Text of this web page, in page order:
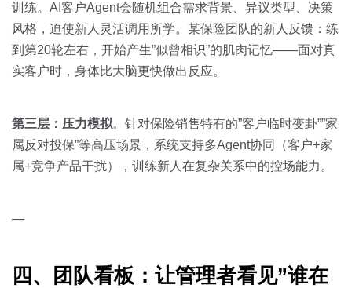
训练。AI客户Agent会随机组合需求背景、异议类型、决策
风格，迫使新人灵活调用所学。某保险团队的新人反馈：练
到第20轮左右，开始产生”似曾相识”的肌肉记忆——面对真
实客户时，身体比大脑更快做出反应。
第三层：压力模拟。针对保险销售特有的”客户临时变卦””家
属反对投保”等高压场景，系统支持多Agent协同（客户+家
属+竞争产品干扰），训练新人在复杂关系中的控场能力。
—
四、团队看板：让管理者看见”谁在